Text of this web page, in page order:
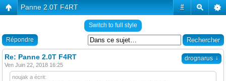
#
Panne 2.0T F4RT
Switch to full style
Répondre
drognarus ↓
Re: Panne 2.0T F4RT
Ven Juin 22, 2018 16:25
noujak a écrit: